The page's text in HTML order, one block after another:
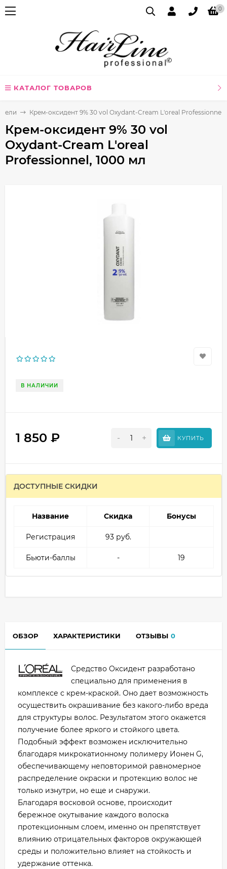
0
КАТАЛОГ ТОВАРОВ
Крем-оксидент 9% 30 vol Oxydant-Cream L'oreal Professionnel,
Крем-оксидент 9% 30 vol
Oxydant-Cream L'oreal
Professionnel, 1000 мл
В НАЛИЧИИ
1 850 ₽ - + КУПИТЬ
ДОСТУПНЫЕ СКИДКИ
Название Скидка Бонусы
Регистрация 93 руб.
Бьюти-баллы - 19
ОБЗОР ХАРАКТЕРИСТИКИ ОТЗЫВЫ 0
Средство Оксидент разработано
специально для применения в
комплексе с крем-краской. Оно дает возможность
осуществить окрашивание без какого-либо вреда
для структуры волос. Результатом этого окажется
получение более яркого и стойкого цвета.
Подобный эффект возможен исключительно
благодаря микрокатионному полимеру Ионен G,
обеспечивающему неповторимой равномерное
распределение окраски и протекцию волос не
только изнутри, но еще и снаружи.
Благодаря восковой основе, происходит
бережное окутывание каждого волоска
протекционным слоем, именно он препятствует
влиянию отрицательных факторов окружающей
среды и положительно влияет на стойкость и
удержание оттенка.